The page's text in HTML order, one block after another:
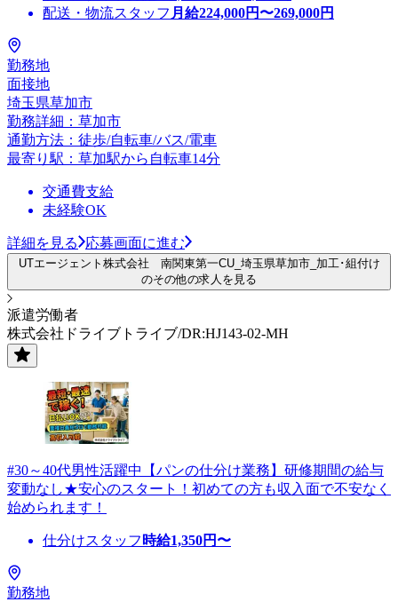
配送・物流スタッフ 月給224,000円〜269,000円
勤務地
面接地
埼玉県草加市
勤務詳細：草加市
通勤方法：徒歩/自転車/バス/電車
最寄り駅：草加駅から自転車14分
交通費支給
未経験OK
詳細を見る 応募画面に進む
UTエージェント株式会社 南関東第一CU_埼玉県草加市_加工･組付け
のその他の求人を見る
派遣労働者
株式会社ドライブトライブ/DR:HJ143-02-MH
#30～40代男性活躍中【パンの仕分け業務】研修期間の給与
変動なし★安心のスタート！初めての方も収入面で不安なく
始められます！
仕分けスタッフ 時給1,350円〜
勤務地